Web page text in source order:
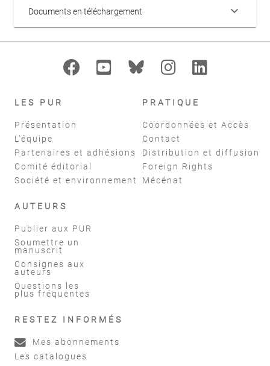
Documents en téléchargement keyboard_arrow_down
LES PUR
Présentation
L'équipe
Partenaires et adhésions
Comité éditorial
Société et environnement
PRATIQUE
Coordonnées et Accès
Contact
Distribution et diffusion
Foreign Rights
Mécénat
AUTEURS
Publier aux PUR
Soumettre un
manuscrit
Consignes aux
auteurs
Questions les
plus fréquentes
RESTEZ INFORMÉS
Mes abonnements
Les catalogues